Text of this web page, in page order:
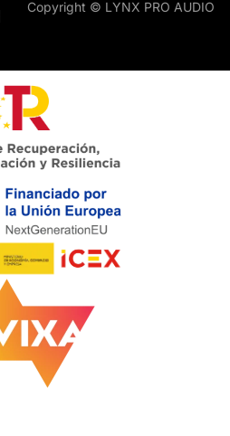
Copyright © LYNX PRO AUDIO